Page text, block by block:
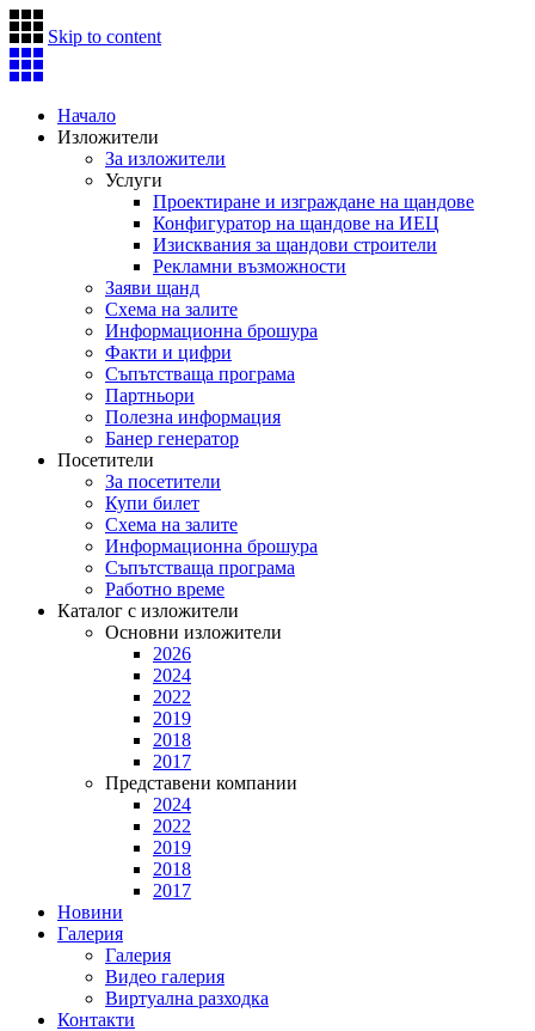
Skip to content
Начало
Изложители
За изложители
Услуги
Проектиране и изграждане на щандове
Конфигуратор на щандове на ИЕЦ
Изисквания за щандови строители
Рекламни възможности
Заяви щанд
Схема на залите
Информационна брошура
Факти и цифри
Съпътстваща програма
Партньори
Полезна информация
Банер генератор
Посетители
За посетители
Купи билет
Схема на залите
Информационна брошура
Съпътстваща програма
Работно време
Каталог с изложители
Основни изложители
2026
2024
2022
2019
2018
2017
Представени компании
2024
2022
2019
2018
2017
Новини
Галерия
Галерия
Видео галерия
Виртуална разходка
Контакти